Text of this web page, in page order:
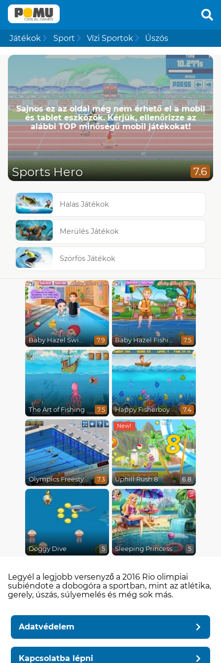
Játékok Sport Vízi Sportok Úszós
Sajnos ez az oldal még nem érhető el a mobil
és tablet eszközök. Kérjük, ellenőrizze az
alábbi TOP minőségű mobil játékokat!
Sports Hero 7.6
Halas Játékok
Merülés Játékok
Szörfös Játékok
Baby Hazel Swimming 7.9 Baby Hazel Fishing Time 7.5
The Art of Fishing 7.5 Happy Fisherboy 7.4
Olympics Freestyle 7.3
8
Uphill Rush 8 6.8
Doggy Dive 5 Sleeping Princess Swimming Pool 5
Legyél a legjobb versenyző a 2016 Rio olimpiai
subiéndote a dobogóra a sportban, mint az atlétika,
gerely, úszás, súlyemelés és még sok más.
Adatvédelem
Kapcsolatba lépni